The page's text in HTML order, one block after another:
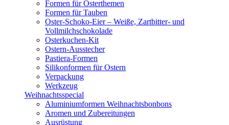
Formen für Osterthemen
Formen für Tauben
Oster-Schoko-Eier – Weiße, Zartbitter- und
Vollmilchschokolade
Osterkuchen-Kit
Ostern-Ausstecher
Pastiera-Formen
Silikonformen für Ostern
Verpackung
Werkzeug
Weihnachtsspecial
Aluminiumformen Weihnachtsbonbons
Aromen und Zubereitungen
Ausrüstung